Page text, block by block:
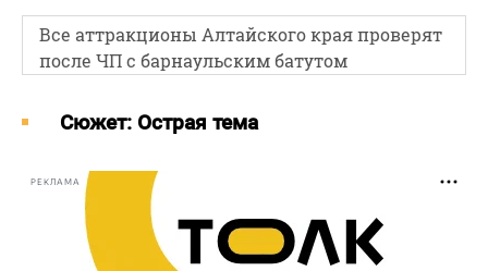
Все аттракционы Алтайского края проверят
после ЧП с барнаульским батутом
Cюжет: Острая тема
РЕКЛАМА